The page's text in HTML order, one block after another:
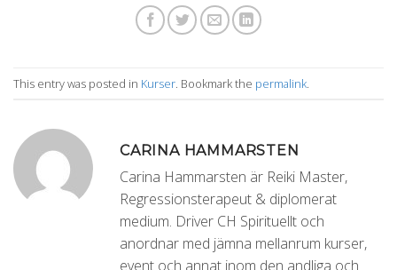
This entry was posted in Kurser. Bookmark the permalink.
CARINA HAMMARSTEN
Carina Hammarsten är Reiki Master,
Regressionsterapeut & diplomerat
medium. Driver CH Spirituellt och
anordnar med jämna mellanrum kurser,
event och annat inom den andliga och